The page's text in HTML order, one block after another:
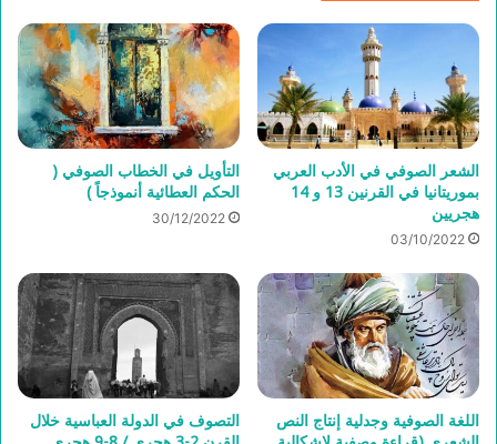
الشعر الصوفي في الأدب العربي
بموريتانيا في القرنين 13 و 14
هجريين
03/10/2022
التأويل في الخطاب الصوفي (
الحكم العطائية أنموذجاً )
30/12/2022
اللغة الصوفية وجدلية إنتاج النص
التصوف في الدولة العباسية خلال